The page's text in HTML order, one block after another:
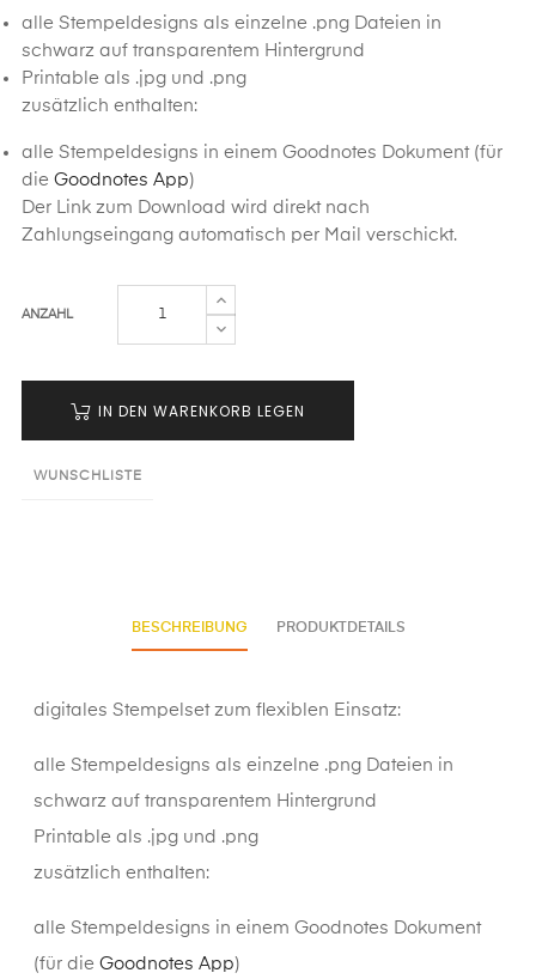
alle Stempeldesigns als einzelne .png Dateien in
schwarz auf transparentem Hintergrund
Printable als .jpg und .png
zusätzlich enthalten:
alle Stempeldesigns in einem Goodnotes Dokument (für
die Goodnotes App)
Der Link zum Download wird direkt nach
Zahlungseingang automatisch per Mail verschickt.
ANZAHL
IN DEN WARENKORB LEGEN
WUNSCHLISTE
BESCHREIBUNG PRODUKTDETAILS
digitales Stempelset zum flexiblen Einsatz:
alle Stempeldesigns als einzelne .png Dateien in
schwarz auf transparentem Hintergrund
Printable als .jpg und .png
zusätzlich enthalten:
alle Stempeldesigns in einem Goodnotes Dokument
(für die Goodnotes App)